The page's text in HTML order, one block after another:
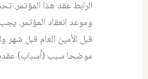
الرابط عقد هذا المؤتمر.
وموعد انعقاد المؤتمر.
قبل الأمين العام قبل شهر
موضحا سبب (أسباب)